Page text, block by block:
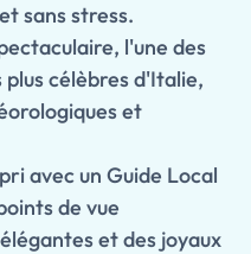
sans stress.
l'une des
célèbres d'Italie,
et
avec un Guide Local
de vue
et des joyaux